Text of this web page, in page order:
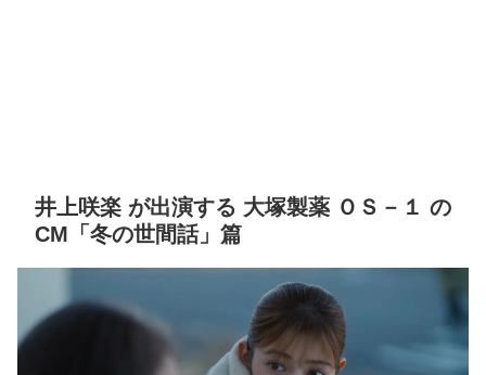
井上咲楽 が出演する 大塚製薬 ＯＳ－１ の
CM「冬の世間話」篇